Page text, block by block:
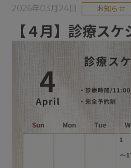
2026年03月24日 お知らせ
【４月】診療ス